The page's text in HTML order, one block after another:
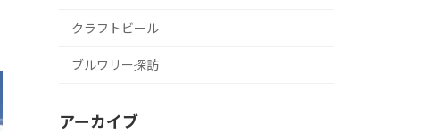
クラフトビール
ブルワリー探訪
アーカイブ